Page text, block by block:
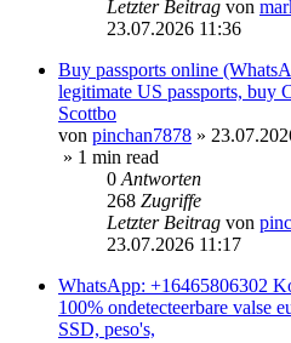
Letzter Beitrag von
23.07.2026 11:36
Buy passports online
legitimate US passports, buy
Scottbo
von pinchan7878 »
» 1 min read
0 Antworten
268 Zugriffe
Letzter Beitrag von
23.07.2026 11:17
WhatsApp: +16465806302
100% ondetecteerbare valse
SSD, peso's,